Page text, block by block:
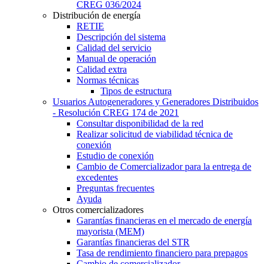
CREG 036/2024
Distribución de energía
RETIE
Descripción del sistema
Calidad del servicio
Manual de operación
Calidad extra
Normas técnicas
Tipos de estructura
Usuarios Autogeneradores y Generadores Distribuidos
- Resolución CREG 174 de 2021
Consultar disponibilidad de la red
Realizar solicitud de viabilidad técnica de
conexión
Estudio de conexión
Cambio de Comercializador para la entrega de
excedentes
Preguntas frecuentes
Ayuda
Otros comercializadores
Garantías financieras en el mercado de energía
mayorista (MEM)
Garantías financieras del STR
Tasa de rendimiento financiero para prepagos